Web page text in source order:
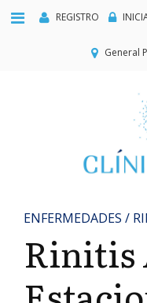
REGISTRO
General
ENFERMEDADES /
Rinitis